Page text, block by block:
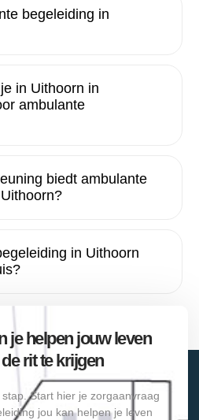
begeleiding in
in Uithoorn in
ambulante
biedt ambulante
in Uithoorn
je helpen jouw leven
rit te krijgen
Start hier je zorgaanvraag
jou kan helpen je leven